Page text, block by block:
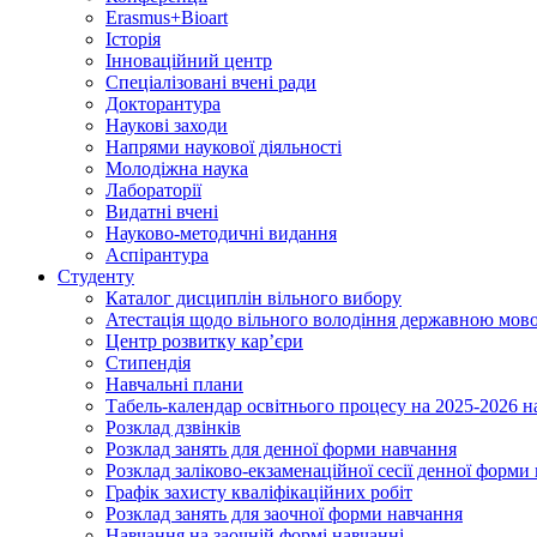
Erasmus+Bioart
Історія
Інноваційний центр
Спеціалізовані вчені ради
Докторантура
Наукові заходи
Напрями наукової діяльності
Молодіжна наука
Лабораторії
Видатні вчені
Науково-методичні видання
Аспірантура
Студенту
Каталог дисциплін вільного вибору
Атестація щодо вільного володіння державною
Центр розвитку кар’єри
Стипендія
Навчальні плани
Табель-календар освітнього процесу на 2025-2026
Розклад дзвінків
Розклад занять для денної форми навчання
Розклад заліково-екзаменаційної сесії денної
Графік захисту кваліфікаційних робіт
Розклад занять для заочної форми навчання